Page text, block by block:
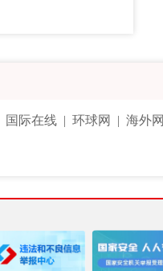
国际在线 |环球网 |海外网